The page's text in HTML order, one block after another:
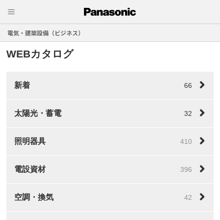
電気・建築設備（ビジネス）
WEBカタログ
新着 66
太陽光・蓄電 32
照明器具 410
電設資材 396
空調・換気 42